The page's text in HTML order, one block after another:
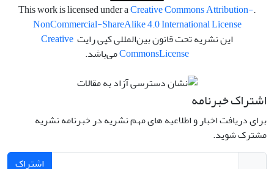
.This work is licensed under a
Creative Commons Attribution-
NonCommercial-ShareAlike 4.0 International License
این نشریه تحت قانون بین‌المللی کپی رایت Creative
CommonsLicense می‌باشد.
اشتراک خبرنامه
برای دریافت اخبار و اطلاعیه های مهم نشریه در خبرنامه نشریه
مشترک شوید.
اشتراک